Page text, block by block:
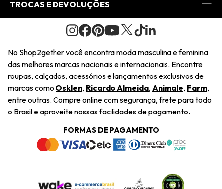
Journal
Saiu na Mídia
Sustentabilidade
Navegando
Termos e Condições
Trabalhe Conosco
Regulamento e Promoções
Minha Conta
Pedido de Presente
Wishlist
TROCAS E DEVOLUÇÕES
Condições Gerais
Troca Fácil
Restituição de Pagamento
Dúvidas Frequentes
Termos e Condições
Política de Privacidade
No Shop2gether você encontra moda masculina e feminina
das melhores marcas nacionais e internacionais. Encontre
roupas, calçados, acessórios e lançamentos exclusivos de
marcas como Osklen, Ricardo Almeida, Animale, Farm,
entre outras. Compre online com segurança, frete para todo
o Brasil e aproveite nossas facilidades de pagamento.
FORMAS DE PAGAMENTO